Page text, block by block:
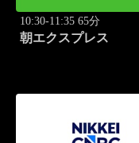
10:30-11:35 65分
朝エクスプレス